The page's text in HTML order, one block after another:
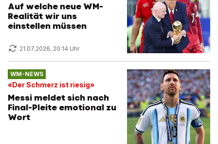
Auf welche neue WM-
Realität wir uns
einstellen müssen
21.07.2026, 20:14 Uhr
WM-NEWS
«Der Schmerz ist riesig»
Messi meldet sich nach
Final-Pleite emotional zu
Wort